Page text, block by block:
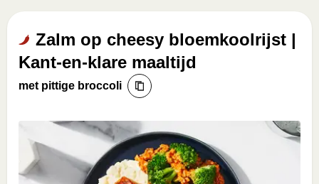
Zalm op cheesy bloemkoolrijst |
Kant-en-klare maaltijd
met pittige broccoli